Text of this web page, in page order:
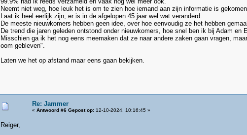
Neemt niet weg, hoe leuk het is om te zien hoe iemand aan zijn informatie is
Laat ik heel eerlijk zijn, er is in de afgelopen 45 jaar wel wat veranderd.
De meeste nieuwkomers hebben geen idee, over hoe eenvoudig ze het hebben
De trend die jaren geleden ontstond onder nieuwkomers, hoe snel ben ik bij Adam
Misschien ga ik het nog eens meemaken dat ze naar andere zaken gaan vragen,
oom gebleven".
Laten we het op afstand maar eens gaan bekijken.
Re: Jammer
« Antwoord #6 Gepost op:12-10-2024, 10:16:45 »
Reiger,